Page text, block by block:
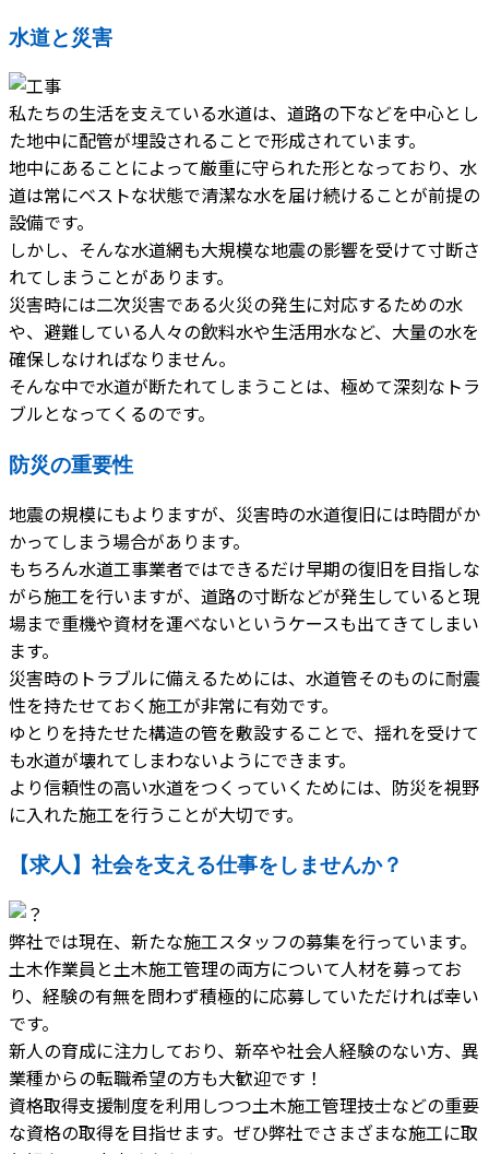
水道と災害
私たちの生活を支えている水道は、道路の下などを中心とし
た地中に配管が埋設されることで形成されています。
地中にあることによって厳重に守られた形となっており、水
道は常にベストな状態で清潔な水を届け続けることが前提の
設備です。
しかし、そんな水道網も大規模な地震の影響を受けて寸断さ
れてしまうことがあります。
災害時には二次災害である火災の発生に対応するための水
や、避難している人々の飲料水や生活用水など、大量の水を
確保しなければなりません。
そんな中で水道が断たれてしまうことは、極めて深刻なトラ
ブルとなってくるのです。
防災の重要性
地震の規模にもよりますが、災害時の水道復旧には時間がか
かってしまう場合があります。
もちろん水道工事業者ではできるだけ早期の復旧を目指しな
がら施工を行いますが、道路の寸断などが発生していると現
場まで重機や資材を運べないというケースも出てきてしまい
ます。
災害時のトラブルに備えるためには、水道管そのものに耐震
性を持たせておく施工が非常に有効です。
ゆとりを持たせた構造の管を敷設することで、揺れを受けて
も水道が壊れてしまわないようにできます。
より信頼性の高い水道をつくっていくためには、防災を視野
に入れた施工を行うことが大切です。
【求人】社会を支える仕事をしませんか？
弊社では現在、新たな施工スタッフの募集を行っています。
土木作業員と土木施工管理の両方について人材を募ってお
り、経験の有無を問わず積極的に応募していただければ幸い
です。
新人の育成に注力しており、新卒や社会人経験のない方、異
業種からの転職希望の方も大歓迎です！
資格取得支援制度を利用しつつ土木施工管理技士などの重要
な資格の取得を目指せます。ぜひ弊社でさまざまな施工に取